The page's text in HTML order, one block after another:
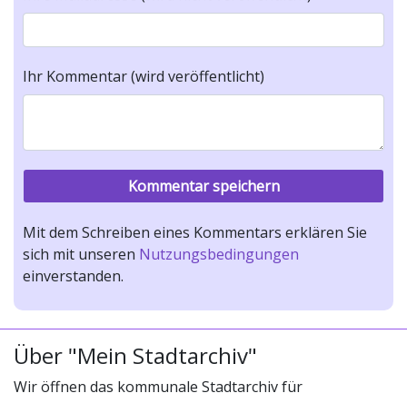
Ihr Kommentar (wird veröffentlicht)
Mit dem Schreiben eines Kommentars erklären Sie
sich mit unseren Nutzungsbedingungen
einverstanden.
Über "Mein Stadtarchiv"
Wir öffnen das kommunale Stadtarchiv für